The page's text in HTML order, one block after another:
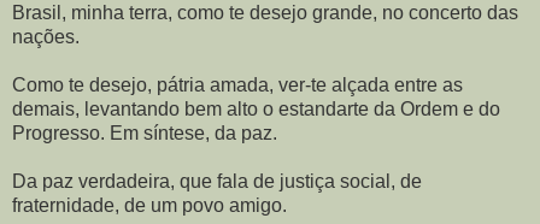
Brasil, minha terra, como te desejo grande, no concerto das
nações.
Como te desejo, pátria amada, ver-te alçada entre as
demais, levantando bem alto o estandarte da Ordem e do
Progresso. Em síntese, da paz.
Da paz verdadeira, que fala de justiça social, de
fraternidade, de um povo amigo.